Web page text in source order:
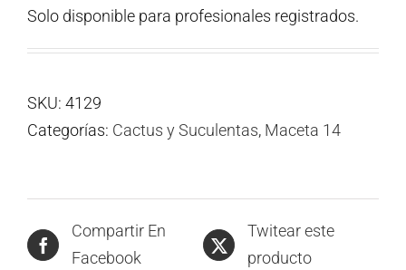
Solo disponible para profesionales registrados.
SKU: 4129
Categorías: Cactus y Suculentas, Maceta 14
Compartir En
Facebook
Twitear este
producto